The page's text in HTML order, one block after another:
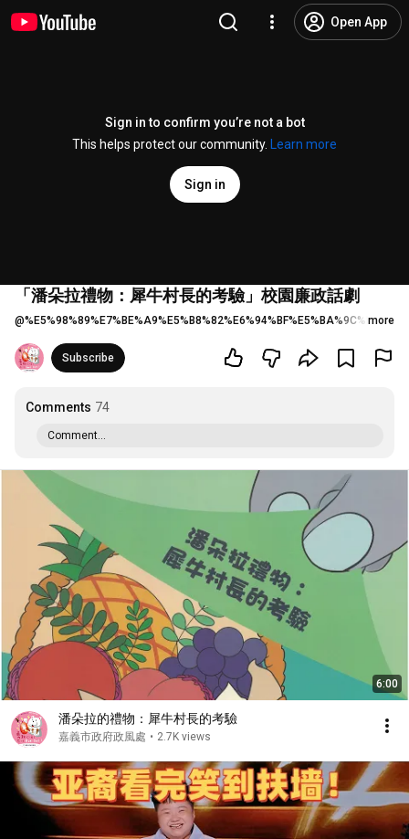
Open App
Sign in to confirm you’re not a bot
This helps protect our community.
Learn more
Sign in
「潘朵拉禮物：犀牛村長的考驗」校園廉政話劇
@ more
Subscribe
Comments 74
Comment...
6:00
潘朵拉的禮物：犀牛村長的考驗
嘉義市政府政風處 • 2.7K views